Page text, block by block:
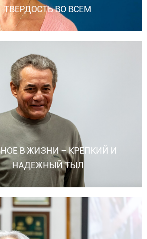
ТВЕРДОСТЬ ВО ВСЕМ
В ЖИЗНИ – КРЕПКИЙ И
НАДЕЖНЫЙ ТЫЛ